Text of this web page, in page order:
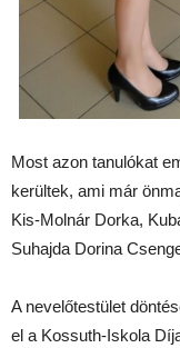
Most azon tanulókat
kerültek, ami már
Kis-Molnár Dorka,
Suhajda Dorina
A nevelőtestület
el a Kossuth-Iskola